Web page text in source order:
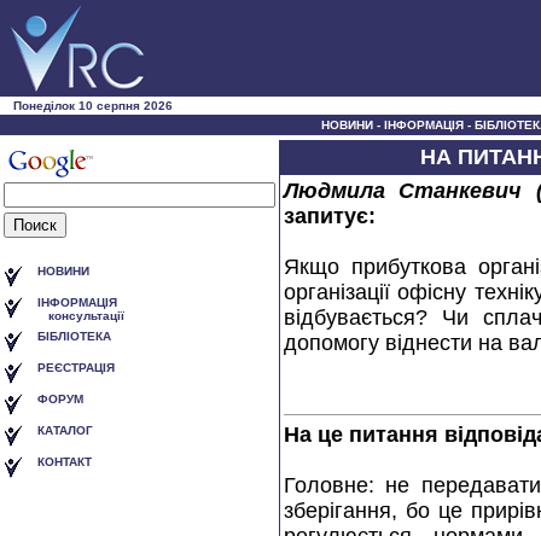
Понеділок 10 серпня 2026
НОВИНИ - ІНФОРМАЦІЯ -
НОВИНИ
ІНФОРМАЦІЯ
консультації
БІБЛІОТЕКА
РЕЄСТРАЦІЯ
ФОРУМ
КАТАЛОГ
КОНТАКТ
НА
Людмила Станкевич
запитує:
Якщо прибуткова
органiзацiї офiсну
вiдбувається? Чи
допомогу вiднести на
На це питання
Головне: не
зберiгання, бо це